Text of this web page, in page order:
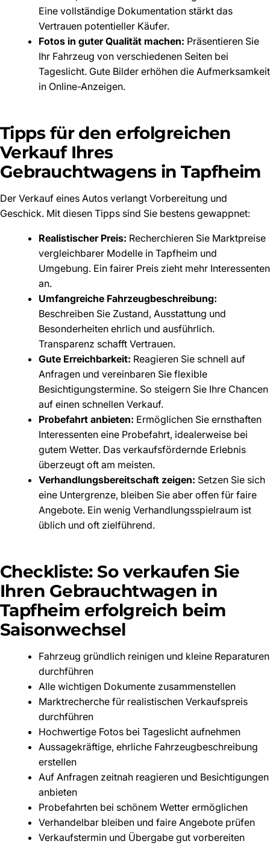
Eine vollständige Dokumentation stärkt das
Vertrauen potentieller Käufer.
Fotos in guter Qualität machen: Präsentieren Sie
Ihr Fahrzeug von verschiedenen Seiten bei
Tageslicht. Gute Bilder erhöhen die Aufmerksamkeit
in Online-Anzeigen.
Tipps für den erfolgreichen
Verkauf Ihres
Gebrauchtwagens in Tapfheim
Der Verkauf eines Autos verlangt Vorbereitung und
Geschick. Mit diesen Tipps sind Sie bestens gewappnet:
Realistischer Preis: Recherchieren Sie Marktpreise
vergleichbarer Modelle in Tapfheim und
Umgebung. Ein fairer Preis zieht mehr Interessenten
an.
Umfangreiche Fahrzeugbeschreibung:
Beschreiben Sie Zustand, Ausstattung und
Besonderheiten ehrlich und ausführlich.
Transparenz schafft Vertrauen.
Gute Erreichbarkeit: Reagieren Sie schnell auf
Anfragen und vereinbaren Sie flexible
Besichtigungstermine. So steigern Sie Ihre Chancen
auf einen schnellen Verkauf.
Probefahrt anbieten: Ermöglichen Sie ernsthaften
Interessenten eine Probefahrt, idealerweise bei
gutem Wetter. Das verkaufsfördernde Erlebnis
überzeugt oft am meisten.
Verhandlungsbereitschaft zeigen: Setzen Sie sich
eine Untergrenze, bleiben Sie aber offen für faire
Angebote. Ein wenig Verhandlungsspielraum ist
üblich und oft zielführend.
Checkliste: So verkaufen Sie
Ihren Gebrauchtwagen in
Tapfheim erfolgreich beim
Saisonwechsel
Fahrzeug gründlich reinigen und kleine Reparaturen
durchführen
Alle wichtigen Dokumente zusammenstellen
Marktrecherche für realistischen Verkaufspreis
durchführen
Hochwertige Fotos bei Tageslicht aufnehmen
Aussagekräftige, ehrliche Fahrzeugbeschreibung
erstellen
Auf Anfragen zeitnah reagieren und Besichtigungen
anbieten
Probefahrten bei schönem Wetter ermöglichen
Verhandelbar bleiben und faire Angebote prüfen
Verkaufstermin und Übergabe gut vorbereiten